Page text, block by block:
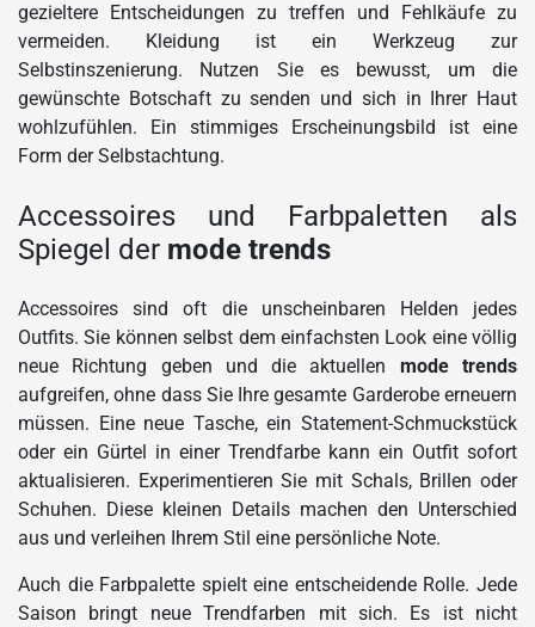
gezieltere Entscheidungen zu treffen und Fehlkäufe zu
vermeiden. Kleidung ist ein Werkzeug zur
Selbstinszenierung. Nutzen Sie es bewusst, um die
gewünschte Botschaft zu senden und sich in Ihrer Haut
wohlzufühlen. Ein stimmiges Erscheinungsbild ist eine
Form der Selbstachtung.
Accessoires und Farbpaletten als
Spiegel der mode trends
Accessoires sind oft die unscheinbaren Helden jedes
Outfits. Sie können selbst dem einfachsten Look eine völlig
neue Richtung geben und die aktuellen mode trends
aufgreifen, ohne dass Sie Ihre gesamte Garderobe erneuern
müssen. Eine neue Tasche, ein Statement-Schmuckstück
oder ein Gürtel in einer Trendfarbe kann ein Outfit sofort
aktualisieren. Experimentieren Sie mit Schals, Brillen oder
Schuhen. Diese kleinen Details machen den Unterschied
aus und verleihen Ihrem Stil eine persönliche Note.
Auch die Farbpalette spielt eine entscheidende Rolle. Jede
Saison bringt neue Trendfarben mit sich. Es ist nicht